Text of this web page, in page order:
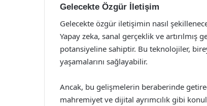
Gelecekte Özgür İletişim
Gelecekte özgür iletişimin nasıl
Yapay zeka, sanal gerçeklik ve
potansiyeline sahiptir. Bu teknolojiler,
yaşamalarını sağlayabilir.
Ancak, bu gelişmelerin beraberinde
mahremiyet ve dijital ayrımcılık gibi